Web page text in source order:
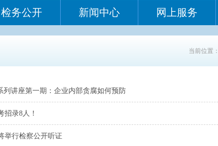
检务公开 新闻中心 网上服务
当前位置：
列讲座第一期：企业内部贪腐如何预防
招录8人！
举行检察公开听证